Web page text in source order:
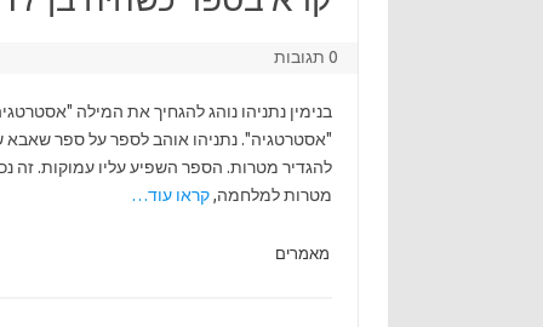
0 תגובות
בנימין נתניהו נוהג להגחיך את המילה
מטרות למלחמה,קראו עוד…
מאמרים